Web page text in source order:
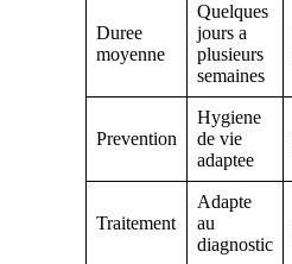
Duree
moyenne
Quelques
jours a
plusieurs
semaines
Prevention
Hygiene
de vie
adaptee
Traitement
Adapte
au
diagnostic